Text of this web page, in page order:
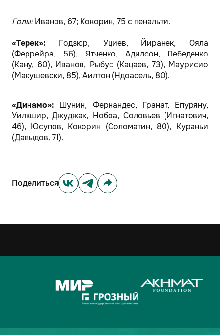
Голы:Иванов, 67; Кокорин, 75 с пенальти.
«Терек»: Годзюр, Уциев, Йиранек, Ояла
(Феррейра, 56), Ятченко, Адилсон, Лебеденко
(Кану, 60), Иванов, Рыбус (Кацаев, 73), Маурисио
(Макушевски, 85), Аилтон (Ндоасель, 80).
«Динамо»: Шунин, Фернандес, Гранат, Епуряну,
Уилкшир, Джуджак, Нобоа, Соловьев (Игнатович,
46), Юсупов, Кокорин (Соломатин, 80), Кураньи
(Давыдов, 71).
Поделиться